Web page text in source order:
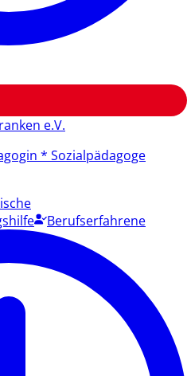
e.V.
* Sozialpädagoge
Berufserfahrene